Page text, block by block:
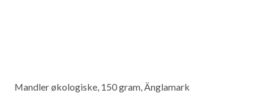
Mandler økologiske, 150 gram, Änglamark